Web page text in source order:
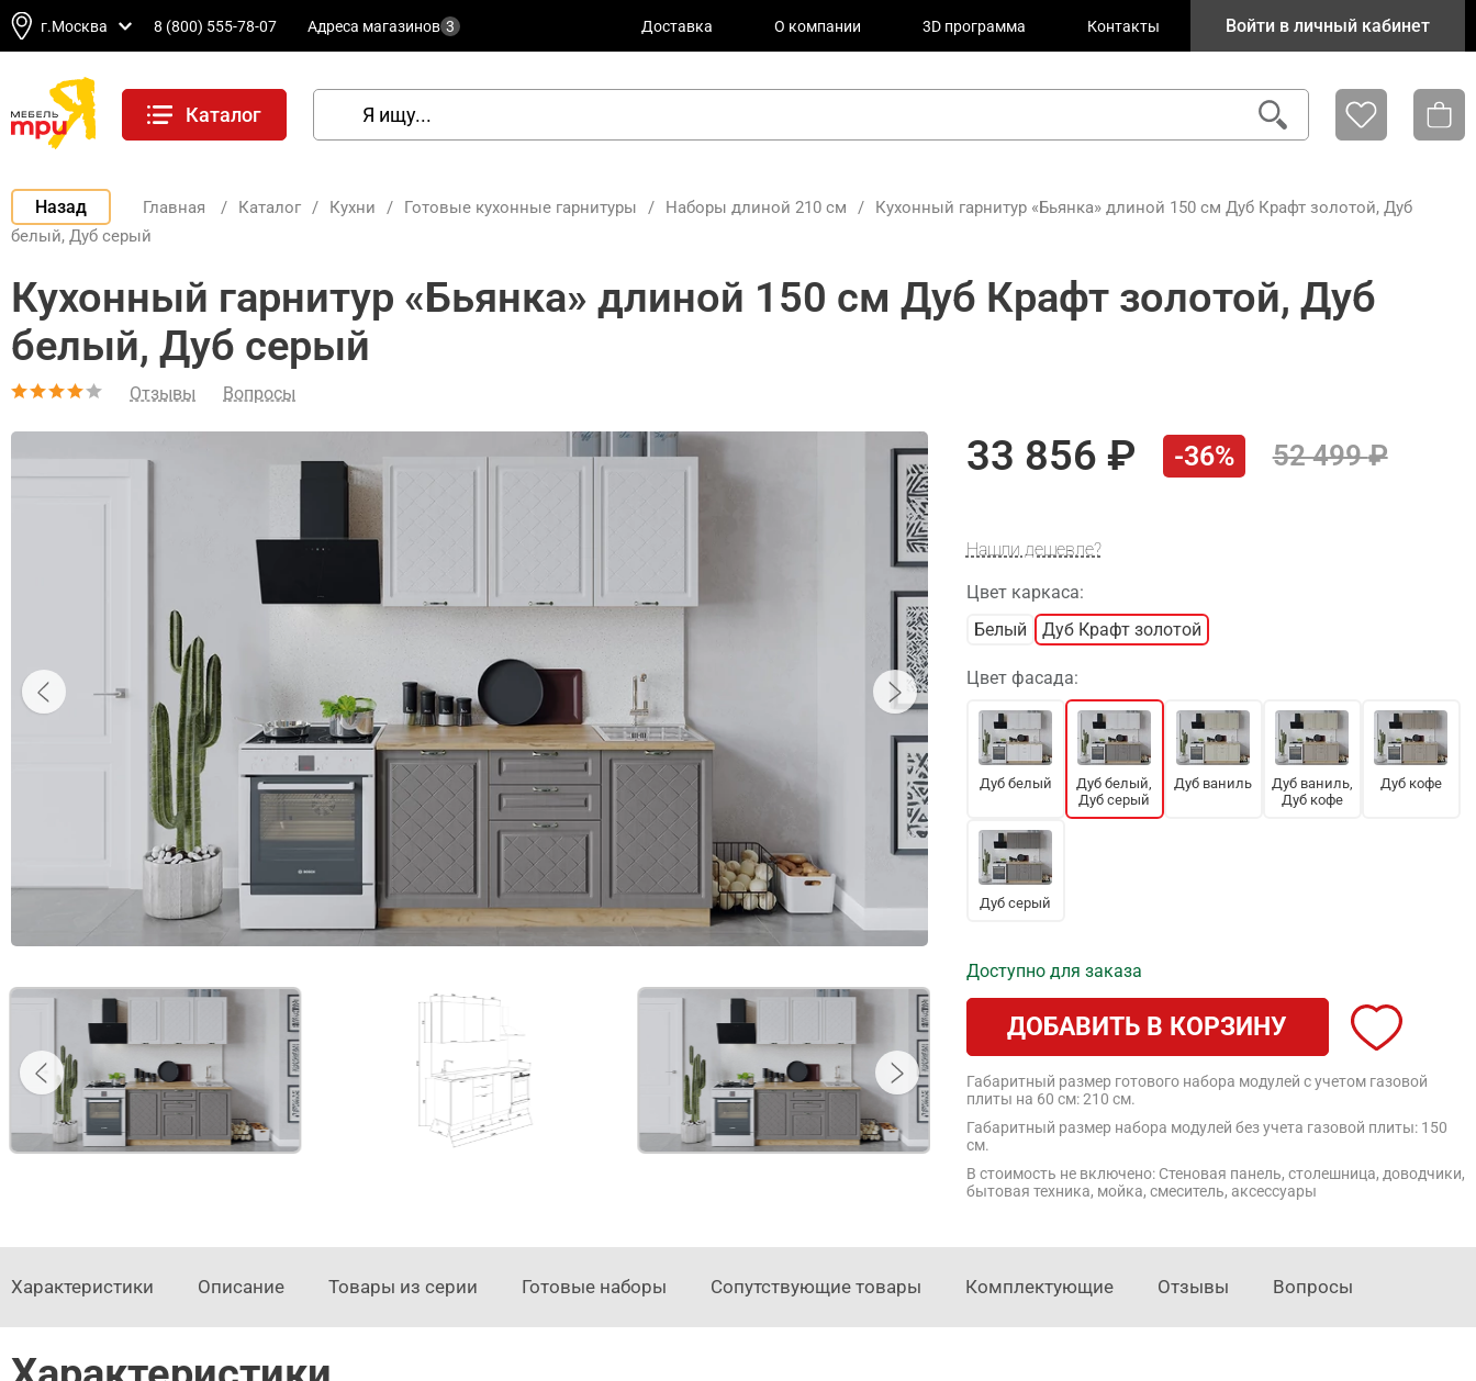
г.Москва 8 (800) 555-78-07 Адреса магазинов 3 Доставка О компании 3D программа Контакты Войти в личный кабинет
Каталог
Назад Главная / Каталог / Кухни / Готовые кухонные гарнитуры / Наборы длиной 210 см /
Кухонный гарнитур «Бьянка» длиной 150 см Дуб Крафт золотой, Дуб
белый, Дуб серый
Кухонный гарнитур «Бьянка» длиной 150 см Дуб Крафт золотой, Дуб
белый, Дуб серый
Отзывы Вопросы
33 856 -36% 52 499
Нашли дешевле?
Цвет каркаса:
Белый
Дуб Крафт золотой
Цвет фасада:
Дуб белый
Дуб белый,
Дуб серый
Дуб ваниль
Дуб ваниль,
Дуб кофе
Дуб кофе
Дуб серый
Доступно для заказа
ДОБАВИТЬ В КОРЗИНУ
Габаритный размер готового набора модулей с учетом газовой
плиты на 60 см: 210 см.
Габаритный размер набора модулей без учета газовой плиты: 150
см.
В стоимость не включено: Стеновая панель, столешница, доводчики,
бытовая техника, мойка, смеситель, аксессуары
Характеристики Описание Товары из серии Готовые наборы Сопутствующие товары Комплектующие Отзывы Вопросы